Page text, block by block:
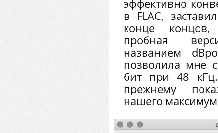
эффективно
в FLAC,
конце концов,
пробная
названием
позволила мне
бит при 48
прежнему
нашего